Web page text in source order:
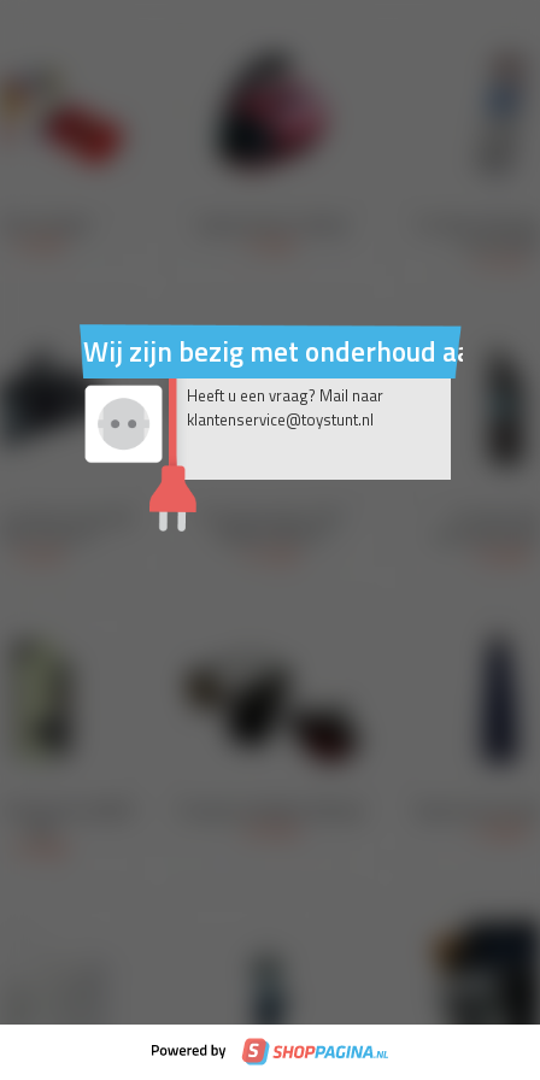
Wij zijn bezig met onderhoud aan
Heeft u een vraag? Mail naar
klantenservice@toystunt.nl